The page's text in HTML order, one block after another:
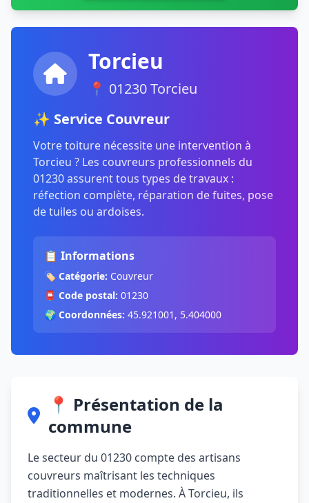
Torcieu
📍 01230 Torcieu
✨ Service Couvreur
Votre toiture nécessite une intervention à
Torcieu ? Les couvreurs professionnels du
01230 assurent tous types de travaux :
réfection complète, réparation de fuites, pose
de tuiles ou ardoises.
📋 Informations
🏷️ Catégorie: Couvreur
📮 Code postal: 01230
🌍 Coordonnées: 45.921001, 5.404000
📍 Présentation de la
commune
Le secteur du 01230 compte des artisans
couvreurs maîtrisant les techniques
traditionnelles et modernes. À Torcieu, ils